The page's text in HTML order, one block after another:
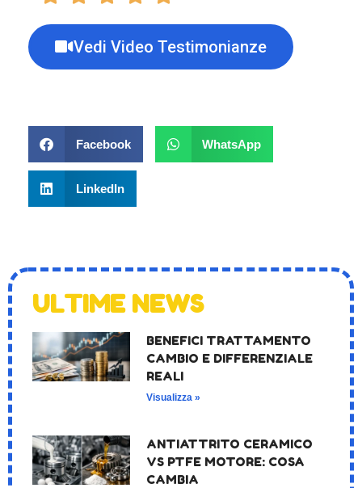
Vedi Video Testimonianze
Facebook WhatsApp
LinkedIn
ULTIME NEWS
BENEFICI TRATTAMENTO
CAMBIO E DIFFERENZIALE
REALI
Visualizza »
ANTIATTRITO CERAMICO
VS PTFE MOTORE: COSA
CAMBIA